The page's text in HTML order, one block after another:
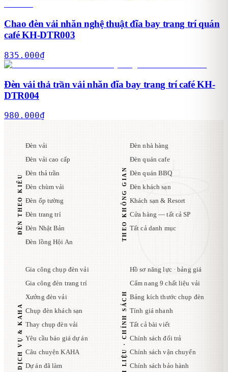
Chao đèn vải nhăn nghệ thuật đĩa bay trang trí quán
café KH-DTR003
835.000₫
Đèn vải thả trần vải nhăn đĩa bay trang trí café KH-
DTR004
980.000₫
ĐÈN THEO KIỂU
Đèn vải
Đèn vải cao cấp
Đèn thả trần
Đèn chùm vải
Đèn ốp tường
Đèn trang trí
Đèn Nhật Bản
Đèn lồng Hội An
THEO KHÔNG GIAN
Đèn nhà hàng
Đèn quán cafe
Đèn quán BBQ
Đèn khách sạn
Khách sạn & Resort
Cửa hàng — tất cả SP
Tất cả danh mục
DỊCH VỤ & KAHA
Gia công chụp đèn vải
Gia công đèn trang trí
Xưởng đèn vải
Chụp đèn khách sạn
Thay chụp đèn vải
Yêu cầu báo giá dự án
Câu chuyện KAHA
Dự án đã làm
TÀI LIỆU · CHÍNH SÁCH
Hồ sơ năng lực · bảng giá
Cẩm nang 9 chất liệu vải
Bảng kích thước chụp đèn
Tính giá nhanh
Tất cả bài viết
Chính sách đổi trả
Chính sách vận chuyển
Chính sách bảo hành